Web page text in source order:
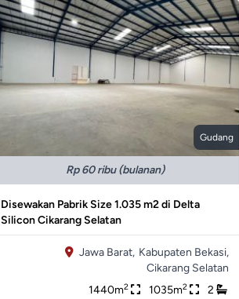
Gudang
Rp 60 ribu (bulanan)
Disewakan Pabrik Size 1.035 m2 di Delta
Silicon Cikarang Selatan
Jawa Barat, Kabupaten Bekasi,
Cikarang Selatan
1440m2 1035m2 2